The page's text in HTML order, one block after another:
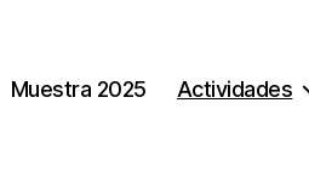
Muestra 2025 Actividades